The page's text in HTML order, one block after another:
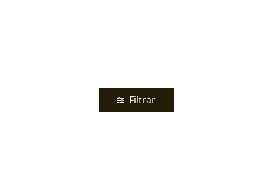
Filtrar